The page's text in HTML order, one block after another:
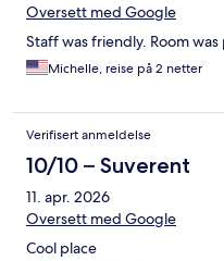
Oversett med Google
Staff was friendly. Room was
Michelle, reise på 2 netter
Verifisert anmeldelse
10/10 – Suverent
11. apr. 2026
Oversett med Google
Cool place